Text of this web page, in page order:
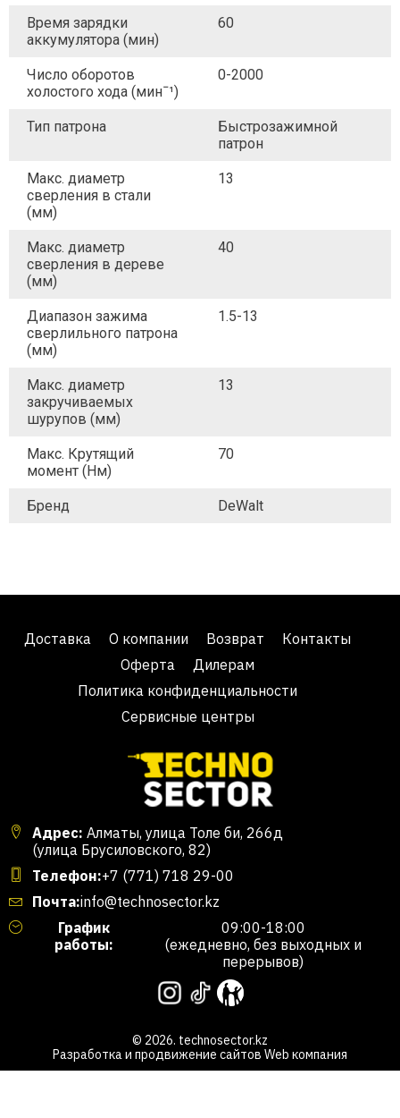
Время зарядки
аккумулятора (мин)
60
Число оборотов
холостого хода (минˉ¹)
0-2000
Тип патрона
Быстрозажимной
патрон
Макс. диаметр
сверления в стали
(мм)
13
Макс. диаметр
сверления в дереве
(мм)
40
Диапазон зажима
сверлильного патрона
(мм)
1.5-13
Макс. диаметр
закручиваемых
шурупов (мм)
13
Макс. Крутящий
момент (Нм)
70
Бренд DeWalt
Доставка О компании Возврат
Контакты
Оферта
Дилерам
Политика конфиденциальности
Сервисные центры
Адрес: Алматы, улица Толе би, 266д
(улица Брусиловского, 82)
Телефон:+7 (771) 718 29-00
Почта:info@technosector.kz
График
работы:
09:00-18:00
(ежедневно, без выходных и
перерывов)
© 2026. technosector.kz
Разработка и продвижение сайтов Web компания